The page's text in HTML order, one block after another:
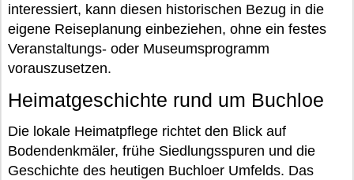
interessiert, kann diesen historischen Bezug in die
eigene Reiseplanung einbeziehen, ohne ein festes
Veranstaltungs- oder Museumsprogramm
vorauszusetzen.
Heimatgeschichte rund um Buchloe
Die lokale Heimatpflege richtet den Blick auf
Bodendenkmäler, frühe Siedlungsspuren und die
Geschichte des heutigen Buchloer Umfelds. Das